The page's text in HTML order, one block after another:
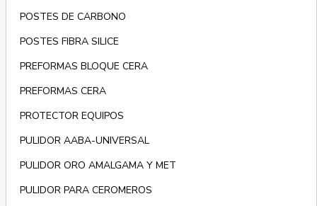
POSTES DE CARBONO
POSTES FIBRA SILICE
PREFORMAS BLOQUE CERA
PREFORMAS CERA
PROTECTOR EQUIPOS
PULIDOR AABA-UNIVERSAL
PULIDOR ORO AMALGAMA Y MET
PULIDOR PARA CEROMEROS